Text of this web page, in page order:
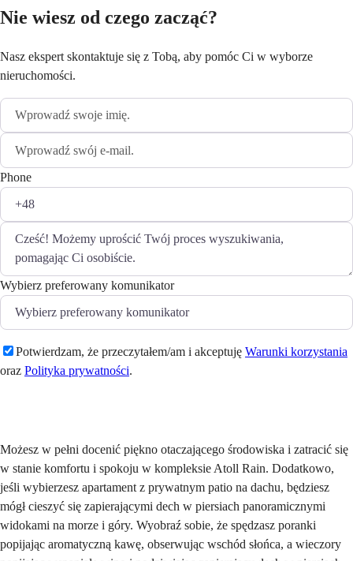
Nie wiesz od czego zacząć?
Nasz ekspert skontaktuje się z Tobą, aby pomóc Ci w wyborze
nieruchomości.
Phone
Wybierz preferowany komunikator
Potwierdzam, że przeczytałem/am i akceptuję Warunki korzystania
oraz Polityka prywatności.
Możesz w pełni docenić piękno otaczającego środowiska i zatracić się
w stanie komfortu i spokoju w kompleksie Atoll Rain. Dodatkowo,
jeśli wybierzesz apartament z prywatnym patio na dachu, będziesz
mógł cieszyć się zapierającymi dech w piersiach panoramicznymi
widokami na morze i góry. Wyobraź sobie, że spędzasz poranki
popijając aromatyczną kawę, obserwując wschód słońca, a wieczory